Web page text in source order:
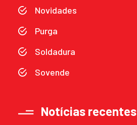
Novidades
Purga
Soldadura
Sovende
Notícias recentes